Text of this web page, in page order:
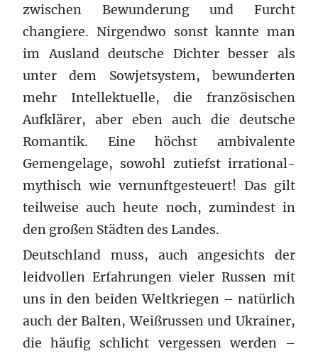
zwischen Bewunderung und Furcht
changiere. Nirgendwo sonst kannte man
im Ausland deutsche Dichter besser als
unter dem Sowjetsystem, bewunderten
mehr Intellektuelle, die französischen
Aufklärer, aber eben auch die deutsche
Romantik. Eine höchst ambivalente
Gemengelage, sowohl zutiefst irrational-
mythisch wie vernunftgesteuert! Das gilt
teilweise auch heute noch, zumindest in
den großen Städten des Landes.
Deutschland muss, auch angesichts der
leidvollen Erfahrungen vieler Russen mit
uns in den beiden Weltkriegen – natürlich
auch der Balten, Weißrussen und Ukrainer,
die häufig schlicht vergessen werden –